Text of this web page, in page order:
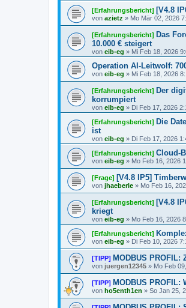
[Erfahrungsbericht] [V4.8
von azietz » Mo Mär 02, 2026
[Erfahrungsbericht] Das
10.000 € steigert
von eib-eg » Mi Feb 18, 2026
Operation AI-Leitwolf:
von eib-eg » Mi Feb 18, 2026
[Erfahrungsbericht] Der
korrumpiert
von eib-eg » Di Feb 17, 2026
[Erfahrungsbericht] Die
ist
von eib-eg » Di Feb 17, 2026
[Erfahrungsbericht] Cloud-
von eib-eg » Mo Feb 16, 2026
[Frage] [V4.8 IP5]
von jhaeberle » Mo Feb 16,
[Erfahrungsbericht] [V4.8
kriegt
von eib-eg » Mo Feb 16, 2026
[Erfahrungsbericht]
von eib-eg » Di Feb 10, 2026
[TIPP] MODBUS
von juergen12345 » Mo Feb
[TIPP] MODBUS
von ho5enth1en » So Jan 25,